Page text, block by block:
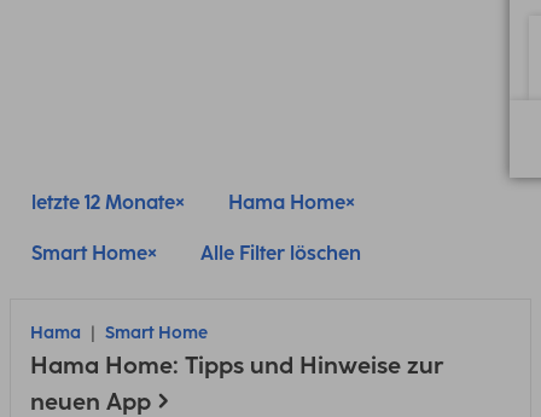
letzte 12 Monate Hama Home
Smart Home Alle Filter löschen
Hama Smart Home
Hama Home: Tipps und Hinweise zur
neuen App